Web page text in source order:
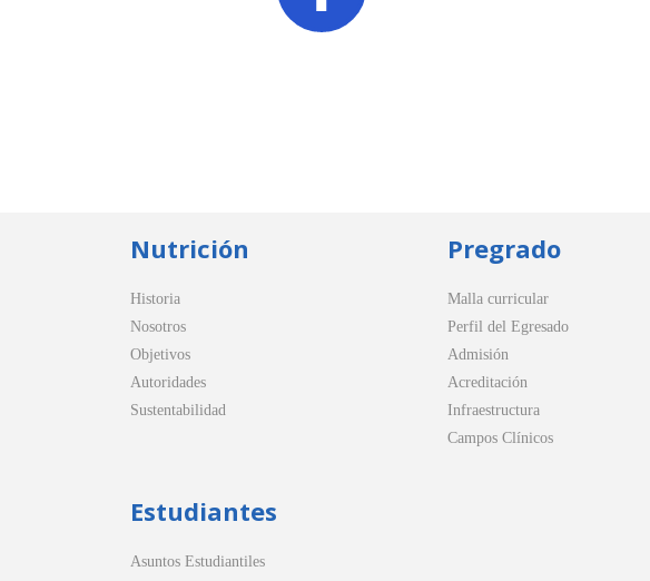
Nutrición
Historia
Nosotros
Objetivos
Autoridades
Sustentabilidad
Pregrado
Malla curricular
Perfil del Egresado
Admisión
Acreditación
Infraestructura
Campos Clínicos
Estudiantes
Asuntos Estudiantiles